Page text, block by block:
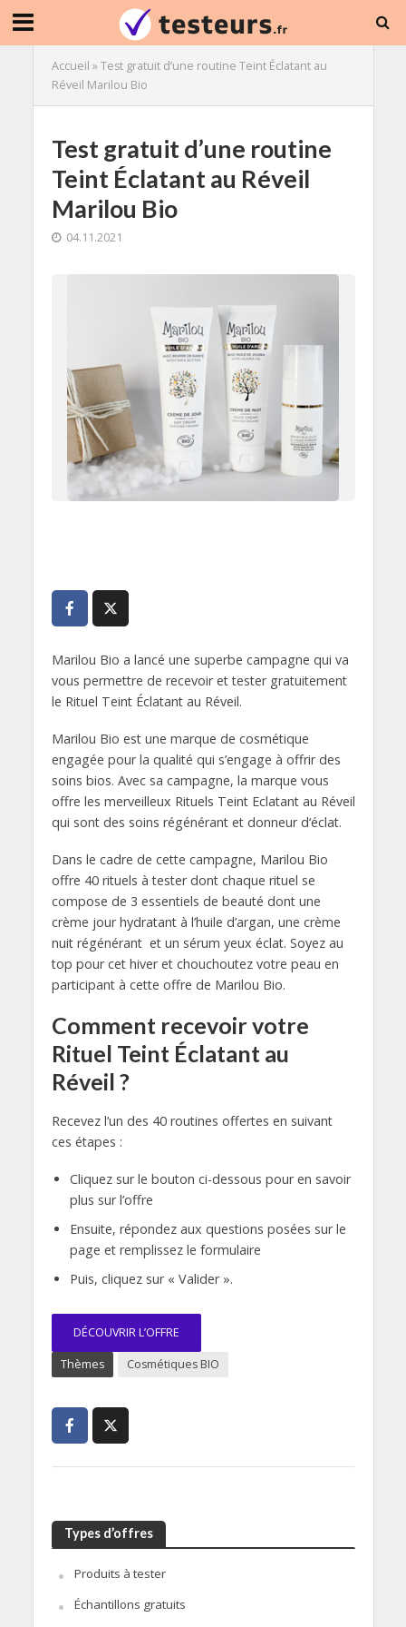
Accueil »Test gratuit d’une routine Teint Éclatant au
Réveil Marilou Bio
Test gratuit d’une routine
Teint Éclatant au Réveil
Marilou Bio
04.11.2021
Marilou Bio a lancé une superbe campagne qui va
vous permettre de recevoir et tester gratuitement
le Rituel Teint Éclatant au Réveil.
Marilou Bio est une marque de cosmétique
engagée pour la qualité qui s’engage à offrir des
soins bios. Avec sa campagne, la marque vous
offre les merveilleux Rituels Teint Eclatant au Réveil
qui sont des soins régénérant et donneur d‘éclat.
Dans le cadre de cette campagne, Marilou Bio
offre 40 rituels à tester dont chaque rituel se
compose de 3 essentiels de beauté dont une
crème jour hydratant à l’huile d’argan, une crème
nuit régénérant et un sérum yeux éclat. Soyez au
top pour cet hiver et chouchoutez votre peau en
participant à cette offre de Marilou Bio.
Comment recevoir votre
Rituel Teint Éclatant au
Réveil ?
Recevez l’un des 40 routines offertes en suivant
ces étapes :
Cliquez sur le bouton ci-dessous pour en savoir
plus sur l’offre
Ensuite, répondez aux questions posées sur le
page et remplissez le formulaire
Puis, cliquez sur « Valider ».
DÉCOUVRIR L’OFFRE
Thèmes Cosmétiques BIO
Types d’offres
Produits à tester
Échantillons gratuits